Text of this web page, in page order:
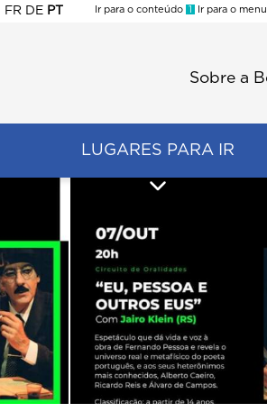
FR DE PT
Ir para o conteúdo 1 Ir para o menu
Sobre a
LUGARES PARA IR